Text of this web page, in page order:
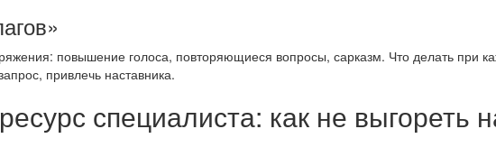
повышение голоса, повторяющиеся вопросы, сарказм. Что делать при
привлечь наставника.
специалиста: как не выгореть